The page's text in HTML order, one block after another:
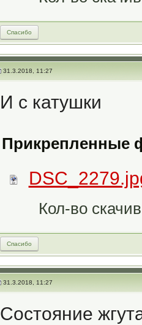
Спасибо
31.3.2018, 11:27
И с катушки
Прикрепленные
Кол-во
Спасибо
31.3.2018, 11:27
Состояние